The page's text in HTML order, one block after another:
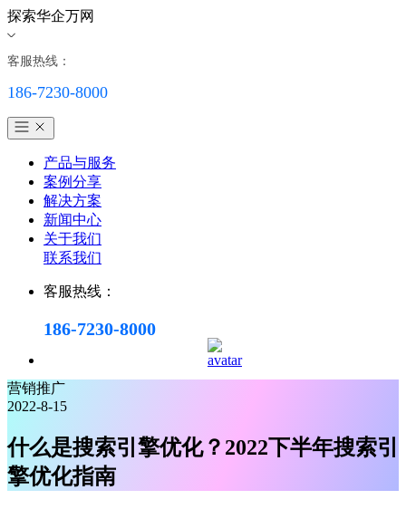
探索华企万网
客服热线：
186-7230-8000
产品与服务
案例分享
解决方案
新闻中心
关于我们
联系我们
客服热线：
186-7230-8000
营销推广
2022-8-15
什么是搜索引擎优化？2022下半年搜索引
擎优化指南